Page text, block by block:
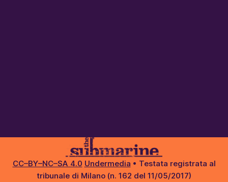
CC–BY–NC–SA 4.0 Undermedia • Testata registrata al
tribunale di Milano (n. 162 del 11/05/2017)